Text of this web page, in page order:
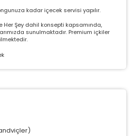
kadar içecek servisi yapılır.
Her Şey dahil konsepti kapsamında,
sunulmaktadır. Premium içkiler